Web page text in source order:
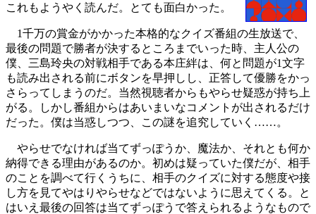
これもようやく読んだ。とても面白かった。
1千万の賞金がかかった本格的なクイズ番組の生放送で、
最後の問題で勝者が決するところまでいった時、主人公の
僕、三島玲央の対戦相手である本庄絆は、何と問題が1文字
も読み出される前にボタンを早押しし、正答して優勝をかっ
さらってしまうのだ。当然視聴者からもやらせ疑惑が持ち上
がる。しかし番組からはあいまいなコメントが出されるだけ
だった。僕は当惑しつつ、この謎を追究していく……。
やらせでなければ当てずっぽうか、魔法か、それとも何か
納得できる理由があるのか。初めは疑っていた僕だが、相手
のことを調べて行くうちに、相手のクイズに対する態度や接
し方を見てやはりやらせなどではないように思えてくる。と
はいえ最後の回答は当てずっぽうで答えられるようなもので